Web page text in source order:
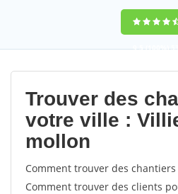
9,5(100%)
votes
Trouver des
votre ville :
mollon
Comment trouver des
Comment trouver des clients